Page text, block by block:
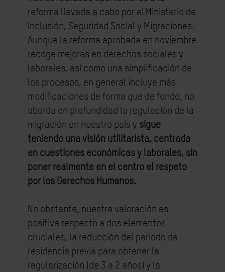
reforma llevada a cabo por el Ministerio de
Inclusión, Seguridad Social y Migraciones.
Aunque la reforma aprobada en noviembre
recoge mejoras en derechos sociales y
laborales, así como una simplificación de
los procesos, en general incluye más
modificaciones de forma que de fondo, no
aborda en profundidad la regulación de la
migración en nuestro país y sigue
teniendo una visión utilitarista, centrada
en cuestiones económicas y laborales, sin
poner realmente en el centro el respeto
por los Derechos Humanos.
No obstante, nuestra valoración es
positiva respecto a dos elementos
cruciales, la reducción del periodo de
residencia previa para obtener la
regularización (de 3 a 2 años) y la